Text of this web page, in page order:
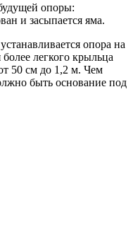
опоры:
и засыпается яма.
опора на
легкого крыльца
50 см до 1,2 м. Чем
быть основание под